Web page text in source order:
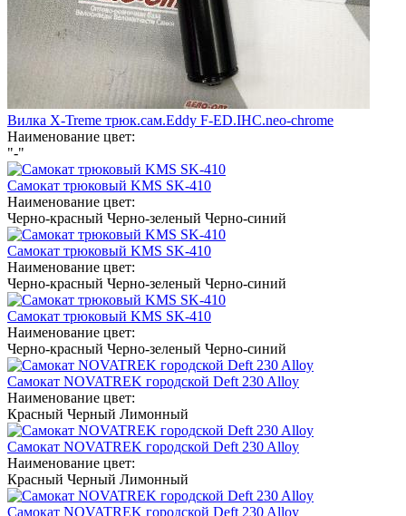
Вилка X-Treme трюк.сам.Eddy F-ED.IHC.neo-chrome
Наименование цвет:
"-"
Самокат трюковый KMS SK-410
Наименование цвет:
Черно-красный Черно-зеленый Черно-синий
Самокат трюковый KMS SK-410
Наименование цвет:
Черно-красный Черно-зеленый Черно-синий
Самокат трюковый KMS SK-410
Наименование цвет:
Черно-красный Черно-зеленый Черно-синий
Самокат NOVATREK городской Deft 230 Alloy
Наименование цвет:
Красный Черный Лимонный
Самокат NOVATREK городской Deft 230 Alloy
Наименование цвет:
Красный Черный Лимонный
Самокат NOVATREK городской Deft 230 Alloy